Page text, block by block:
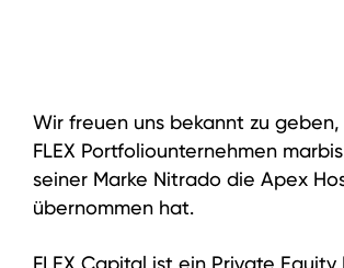
Wir freuen uns bekannt zu geben,
FLEX Portfoliounternehmen
seiner Marke Nitrado die Apex
übernommen hat.
FLEX Capital ist ein Private Equity